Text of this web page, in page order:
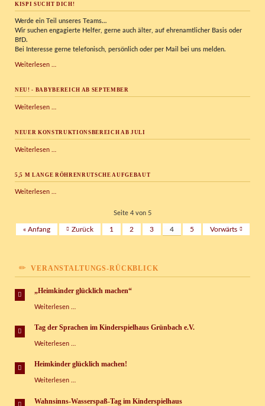
KISPI SUCHT DICH!
Werde ein Teil unseres Teams…
Wirsuchen engagierte Helfer, gerne auch älter, auf ehrenamtlicher Basis oder
BfD.
Bei Interesse gerne telefonisch, persönlich oder per Mail bei uns melden.
Weiterlesen …
NEU! - BABYBEREICH AB SEPTEMBER
Weiterlesen …
ab
NEUER KONSTRUKTIONSBEREICH AB JULI
Weiterlesen …
Juli
5,5 M LANGE RÖHRENRUTSCHE AUFGEBAUT
Weiterlesen …
aufgebaut
Seite 4 von 5
« Anfang Zurück 1 2 3 4 5 Vorwärts
VERANSTALTUNGS-RÜCKBLICK
„Heimkinder glücklich machen“
Weiterlesen …
machen“
Tag der Sprachen im Kinderspielhaus Grünbach e.V.
Weiterlesen …
Sprachen
Kinderspielhaus
e.V.
Heimkinder glücklich machen!
Weiterlesen …
machen!
Wahnsinns-Wasserspaß-Tag im Kinderspielhaus